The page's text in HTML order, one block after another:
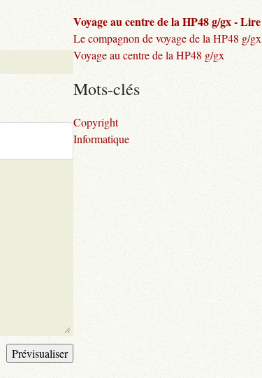
Voyage au centre de la HP48 g/gx -
Le compagnon de voyage de la HP48 g/gx
Voyage au centre de la HP48 g/gx
Mots-clés
Copyright
Informatique